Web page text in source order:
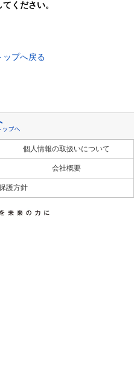
ください。
ップへ戻る
個人情報の取扱いについて
会社概要
護方針